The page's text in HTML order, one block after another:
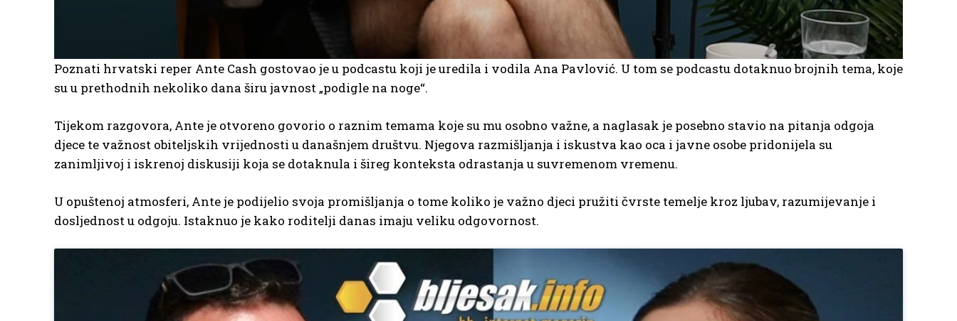
Poznati hrvatski reper Ante Cash gostovao je u podcastu koji je uredila i vodila Ana Pavlović. U tom se podcastu dotaknuo brojnih tema, koje
su u prethodnih nekoliko dana širu javnost „podigle na noge“.
Tijekom razgovora, Ante je otvoreno govorio o raznim temama koje su mu osobno važne, a naglasak je posebno stavio na pitanja odgoja
djece te važnost obiteljskih vrijednosti u današnjem društvu. Njegova razmišljanja i iskustva kao oca i javne osobe pridonijela su
zanimljivoj i iskrenoj diskusiji koja se dotaknula i šireg konteksta odrastanja u suvremenom vremenu.
U opuštenoj atmosferi, Ante je podijelio svoja promišljanja o tome koliko je važno djeci pružiti čvrste temelje kroz ljubav, razumijevanje i
dosljednost u odgoju. Istaknuo je kako roditelji danas imaju veliku odgovornost.